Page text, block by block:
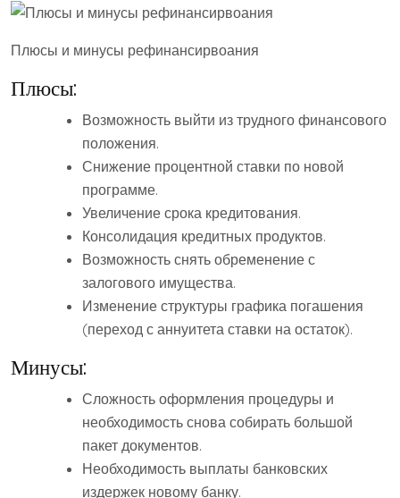
Плюсы и минусы рефинансирвоания
Плюсы:
Возможность выйти из трудного финансового
положения.
Снижение процентной ставки по новой
программе.
Увеличение срока кредитования.
Консолидация кредитных продуктов.
Возможность снять обременение с
залогового имущества.
Изменение структуры графика погашения
(переход с аннуитета ставки на остаток).
Минусы:
Сложность оформления процедуры и
необходимость снова собирать большой
пакет документов.
Необходимость выплаты банковских
издержек новому банку.